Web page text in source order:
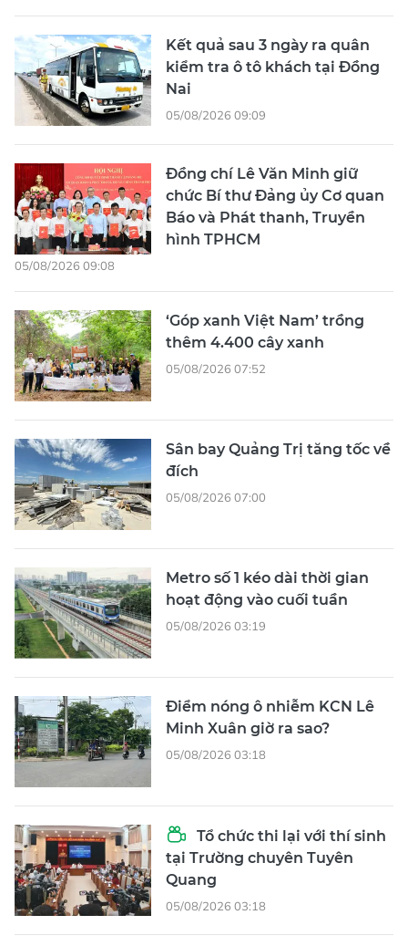
Kết quả sau 3 ngày ra quân
kiểm tra ô tô khách tại Đồng
Nai
05/08/2026 09:09
Đồng chí Lê Văn Minh giữ
chức Bí thư Đảng ủy Cơ quan
Báo và Phát thanh, Truyền
hình TPHCM
05/08/2026 09:08
‘Góp xanh Việt Nam’ trồng
thêm 4.400 cây xanh
05/08/2026 07:52
Sân bay Quảng Trị tăng tốc về
đích
05/08/2026 07:00
Metro số 1 kéo dài thời gian
hoạt động vào cuối tuần
05/08/2026 03:19
Điểm nóng ô nhiễm KCN Lê
Minh Xuân giờ ra sao?
05/08/2026 03:18
Tổ chức thi lại với thí sinh
tại Trường chuyên Tuyên
Quang
05/08/2026 03:18